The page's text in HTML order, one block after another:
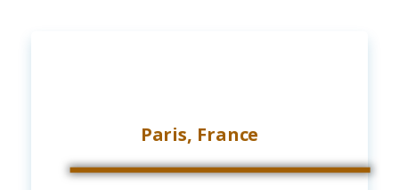
Paris, France